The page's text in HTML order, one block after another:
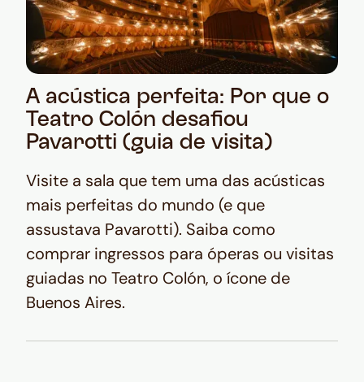
A acústica perfeita: Por que o
Teatro Colón desafiou
Pavarotti (guia de visita)
Visite a sala que tem uma das acústicas
mais perfeitas do mundo (e que
assustava Pavarotti). Saiba como
comprar ingressos para óperas ou visitas
guiadas no Teatro Colón, o ícone de
Buenos Aires.